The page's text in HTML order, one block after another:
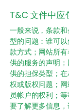
T&C 文件中应
一般来说，条款
型的问题：谁可
款方式；网站所
供的服务的声明
供的担保类型；
权或版权问题；
员帐户的权利；等
要了解更多信息